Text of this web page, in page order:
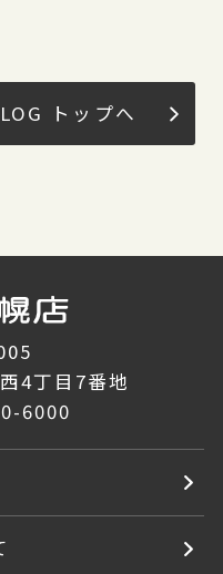
トップへ
4丁目7番地
6000